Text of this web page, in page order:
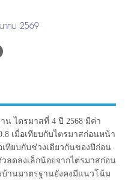
คม 2569
ไตรมาสที่ 4 ปี 2568 มีค่า
เมื่อเทียบกับไตรมาสก่อนหน้า
เทียบกับช่วงเดียวกันของปีก่อน
ลดลงเล็กน้อยจากไตรมาสก่อน
านมาตรฐานยังคงมีแนวโน้ม